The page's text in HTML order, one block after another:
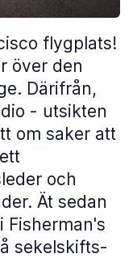
flygplats!
över den
Därifrån,
- utsikten
om saker att
och
Ät sedan
Fisherman's
sekelskifts-